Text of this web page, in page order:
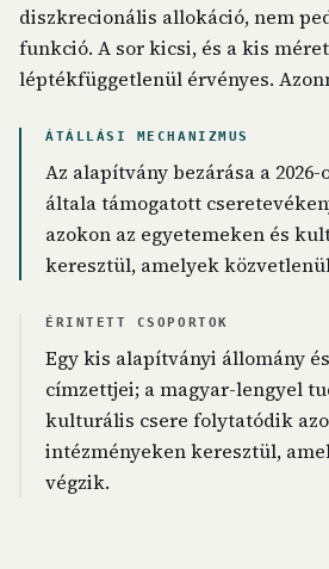
diszkrecionális allokáció, nem
funkció. A sor kicsi, és a kis
léptékfüggetlenül érvényes.
ÁTÁLLÁSI MECHANIZMUS
Az alapítvány bezárása a
általa támogatott
azokon az egyetemeken és
keresztül, amelyek
ÉRINTETT CSOPORTOK
Egy kis alapítványi állomány
címzettjei; a magyar-lengyel
kulturális csere folytatódik
intézményeken keresztül,
végzik.